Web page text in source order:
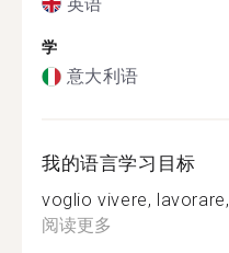
学
意大利语
我的语言学习目标
voglio vivere,
阅读更多